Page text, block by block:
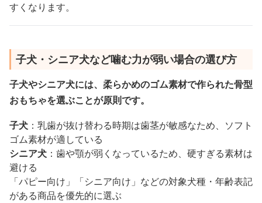
すくなります。
子犬・シニア犬など噛む力が弱い場合の選び方
子犬やシニア犬には、柔らかめのゴム素材で作られた骨型
おもちゃを選ぶことが原則です。
子犬 ：乳歯が抜け替わる時期は歯茎が敏感なため、ソフト
ゴム素材が適している
シニア犬 ：歯や顎が弱くなっているため、硬すぎる素材は
避ける
「パピー向け」「シニア向け」などの対象犬種・年齢表記
がある商品を優先的に選ぶ